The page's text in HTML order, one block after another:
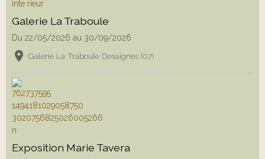
Galerie La Traboule
Du 22/05/2026 au 30/09/2026
Galerie La Traboule Desaignes (07)
Exposition Marie Tavera